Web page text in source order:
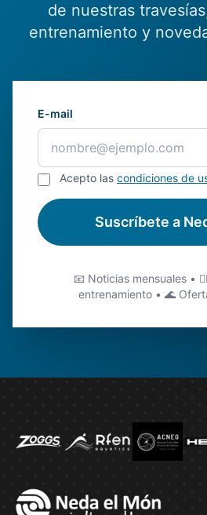
de nuestras
entrenamiento y
E-mail
Acepto las condiciones de
Suscríbete a
📧 Noticias mensuales •
entrenamiento • 🌊